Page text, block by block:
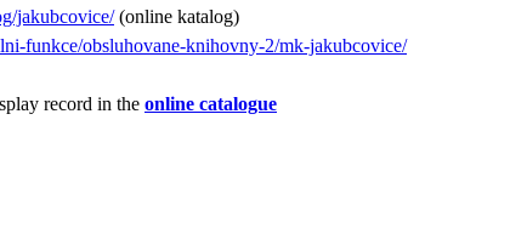
jakubcovice/(online katalog)
funkce/obsluhovane-knihovny-2/mk-jakubcovice/
record in the online catalogue